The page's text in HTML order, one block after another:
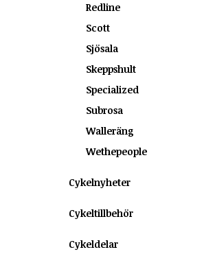
Redline
Scott
Sjösala
Skeppshult
Specialized
Subrosa
Walleräng
Wethepeople
Cykelnyheter
Cykeltillbehör
Cykeldelar